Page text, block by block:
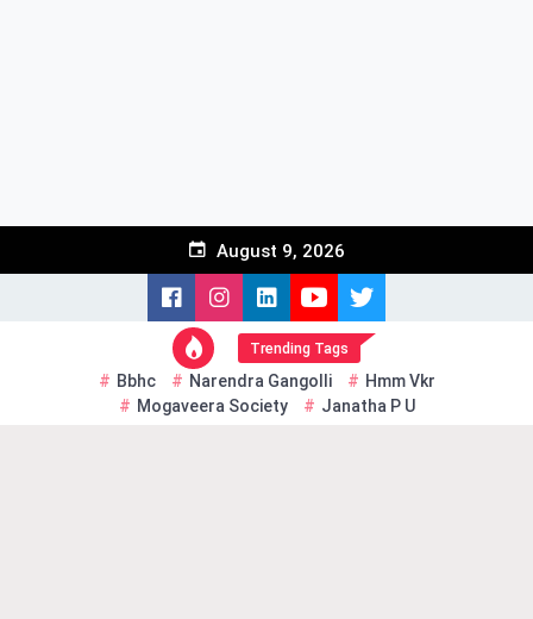
August 9, 2026
Trending Tags
Bbhc Narendra Gangolli
Hmm Vkr
Mogaveera Society
Janatha P U